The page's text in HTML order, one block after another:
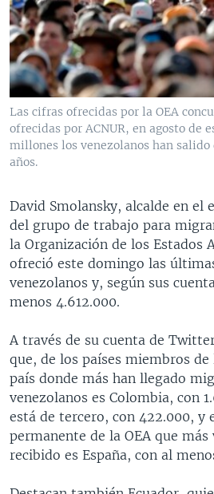
VENEZUELA
BRASIL
NICARAGUA
ECONOMÍA
ENTRETENIMIENTO Y CULTURA
TECNOLOGÍA
DEPORTES
CIENCIA Y SALUD
MULTIMEDIA
VIDEOS
FOTOGRAFÍA
AUDIOS
PROGRAMAS TV
EL MUNDO AL DÍA
FORO INTERAMERICANO
VISIÓN 360
LAS CLAVES
RADIO
AVANCE INFORMATIVO
AUDIONOTICIAS
BUENOS DÍAS AMÉRICA
EL MUNDO AL DÍA [RADIO]
FORO [RADIO]
DEPORTIVO INTERNACIONAL
NOTA ECONÓMICA
DIRECT
DOCUMENTALES DE LA VOA
SÍGANOS
Idiomas
Las cifras ofrecidas por la OEA
ofrecidas por ACNUR, en agosto de
millones los venezolanos han
años.
David Smolansky, alcalde en el
del grupo de trabajo para
la Organización de los Estados
ofreció este domingo las
venezolanos y, según sus
menos 4.612.000.
A través de su cuenta de
que, de los países miembros
país donde más han llegado
venezolanos es Colombia, con
está de tercero, con 422.000, y
permanente de la OEA que más
recibido es España, con al